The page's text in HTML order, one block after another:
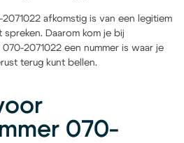
afkomstig is van een legitiem
Daarom kom je bij
2071022 een nummer is waar je
terug kunt bellen.
070-